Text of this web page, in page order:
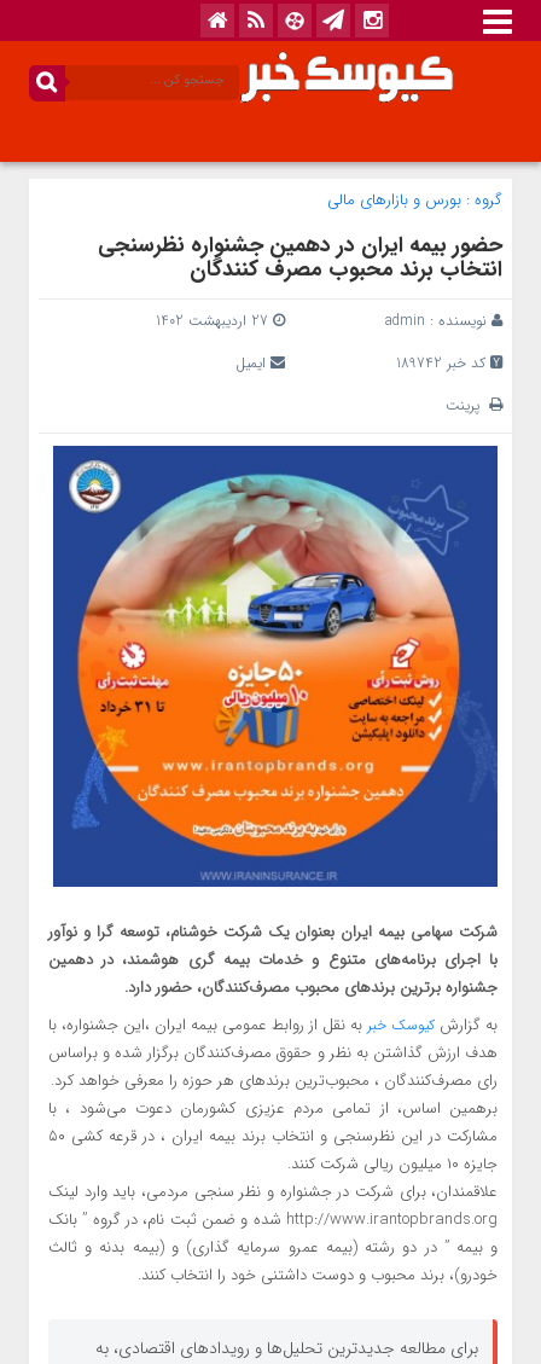
گروه : بورس و بازار‌های مالی
حضور بیمه ایران در دهمین جشنواره نظرسنجی
انتخاب برند محبوب مصرف کنندگان
نویسنده : admin
کد خبر 189742
ایمیل
پرینت
شرکت سهامی بیمه ایران بعنوان یک شرکت خوشنام، توسعه گرا و نوآور
با اجرای برنامه‌های متنوع و خدمات بیمه گری هوشمند، در دهمین
جشنواره برترین برندهای محبوب مصرف‌کنندگان، حضور دارد.
به گزارش کیوسک خبربه نقل از روابط عمومی بیمه ایران ،این جشنواره، با
هدف ارزش گذاشتن به نظر و حقوق مصرف‌کنندگان برگزار شده و براساس
رای مصرف‌کنندگان ، محبوب‌ترین برندهای هر حوزه را معرفی خواهد کرد.
برهمین اساس، از تمامی مردم عزیزی کشورمان دعوت می‌شود ، با
مشارکت در این نظرسنجی و انتخاب برند بیمه ایران ، در قرعه کشی ۵۰
جایزه ۱۰ میلیون ریالی شرکت کنند.
علاقمندان، برای شرکت در جشنواره و نظر سنجی مردمی، باید وارد لینک
http://www.irantopbrands.org شده و ضمن ثبت نام، در گروه ” بانک
و بیمه ” در دو رشته (بیمه عمرو سرمایه گذاری) و (بیمه بدنه و ثالث
خودرو)، برند محبوب و دوست داشتنی خود را انتخاب کنند.
برای مطالعه جدیدترین تحلیل‌ها و رویدادهای اقتصادی، به